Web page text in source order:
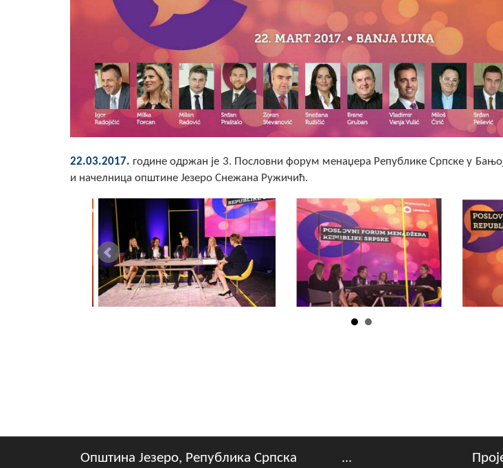
22.03.2017. године одржан је 3. Пословни форум менаџера Републике Српске у
и начелница општине Језеро Снежана Ружичић.
Општина Језеро, Република Српска ...